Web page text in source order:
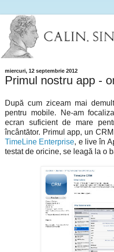
miercuri, 12 septembrie 2012
Primul nostru app -
După cum ziceam mai
pentru mobile. Ne-am
ecran suficient de mare
încântător. Primul app, un
TimeLine Enterprise, e live în
testat de oricine, se leagă la o